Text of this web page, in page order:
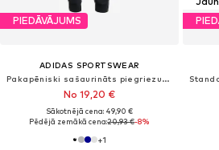
PIEDĀVĀJUMS
ADIDAS SPORTSWEAR
Pakapēniski sašaurināts piegriezums Sporta bikses 'Essential'
No 19,20 €
Sākotnējā cena: 49,90 €
Pēdējā zemākā cena:20,93 €-8%
+1